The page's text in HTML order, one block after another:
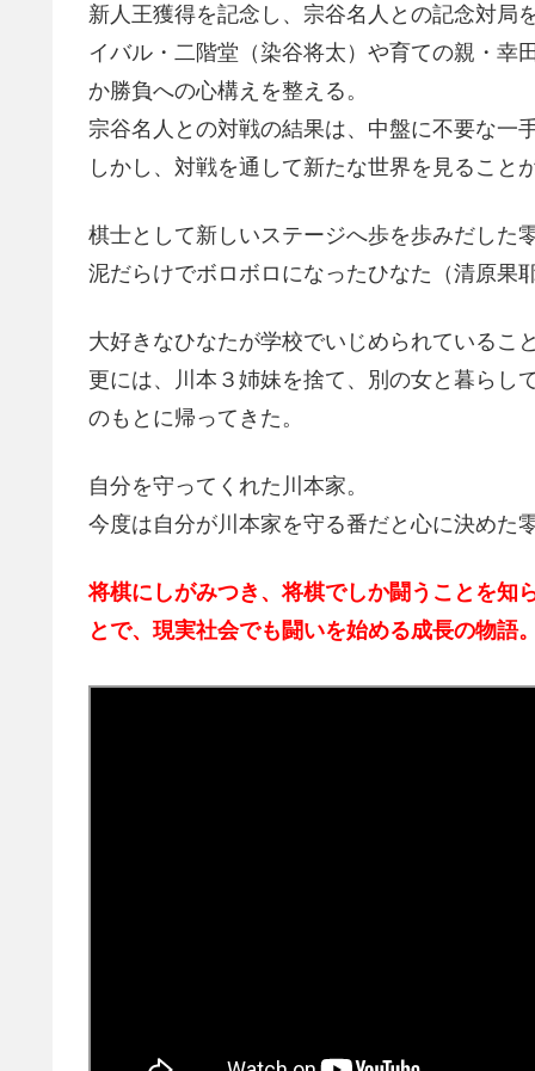
新人王獲得を記念し、宗谷名人との記念対局
イバル・二階堂（染谷将太）や育ての親・幸
か勝負への心構えを整える。
宗谷名人との対戦の結果は、中盤に不要な一
しかし、対戦を通して新たな世界を見ること
棋士として新しいステージへ歩を歩みだした
泥だらけでボロボロになったひなた（清原果
大好きなひなたが学校でいじめられているこ
更には、川本３姉妹を捨て、別の女と暮らし
のもとに帰ってきた。
自分を守ってくれた川本家。
今度は自分が川本家を守る番だと心に決めた
将棋にしがみつき、将棋でしか闘うことを知
とで、現実社会でも闘いを始める成長の物語。